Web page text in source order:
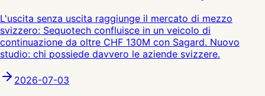
L'uscita senza uscita raggiunge il mercato di mezzo
svizzero: Sequotech confluisce in un veicolo di
continuazione da oltre CHF 130M con Sagard. Nuovo
studio: chi possiede davvero le aziende svizzere.
2026-07-03